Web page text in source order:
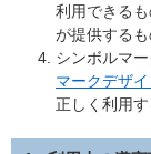
利用できる
が提供するも
シンボルマ
マークデザ
正しく利用す